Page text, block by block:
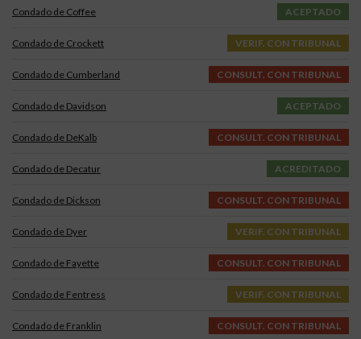
Condado de Coffee ACEPTADO
Condado de Crockett VERIF. CON TRIBUNAL
Condado de Cumberland CONSULT. CON TRIBUNAL
Condado de Davidson ACEPTADO
Condado de DeKalb CONSULT. CON TRIBUNAL
Condado de Decatur ACREDITADO
Condado de Dickson CONSULT. CON TRIBUNAL
Condado de Dyer VERIF. CON TRIBUNAL
Condado de Fayette CONSULT. CON TRIBUNAL
Condado de Fentress VERIF. CON TRIBUNAL
Condado de Franklin CONSULT. CON TRIBUNAL